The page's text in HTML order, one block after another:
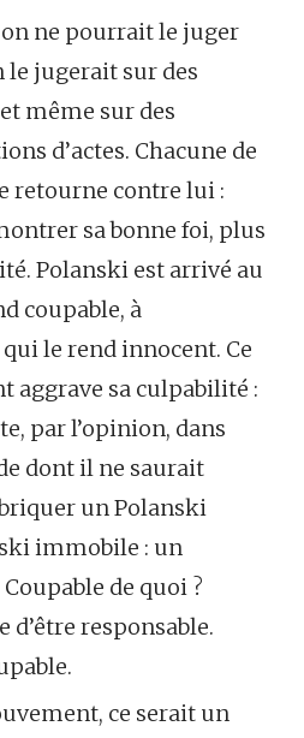
ne pourrait le juger
le jugerait sur des
même sur des
d’actes. Chacune de
retourne contre lui :
sa bonne foi, plus
Polanski est arrivé au
coupable, à
le rend innocent. Ce
aggrave sa culpabilité :
par l’opinion, dans
dont il ne saurait
un Polanski
immobile : un
de quoi ?
d’être responsable.
ce serait un